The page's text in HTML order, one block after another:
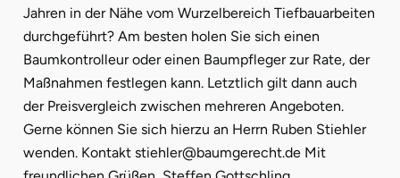
Jahren in der Nähe vom Wurzelbereich Tiefbauarbeiten
durchgeführt? Am besten holen Sie sich einen
Baumkontrolleur oder einen Baumpfleger zur Rate, der
Maßnahmen festlegen kann. Letztlich gilt dann auch
der Preisvergleich zwischen mehreren Angeboten.
Gerne können Sie sich hierzu an Herrn Ruben Stiehler
wenden. Kontakt stiehler@baumgerecht.de Mit